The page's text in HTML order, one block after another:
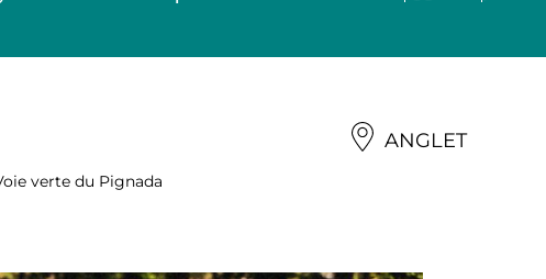
verte du Pignada
ANGLET